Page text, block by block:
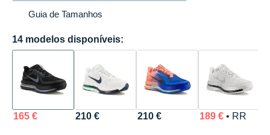
Guia de Tamanhos
14 modelos disponíveis:
165 € 210 € 210 € 189 €• RR